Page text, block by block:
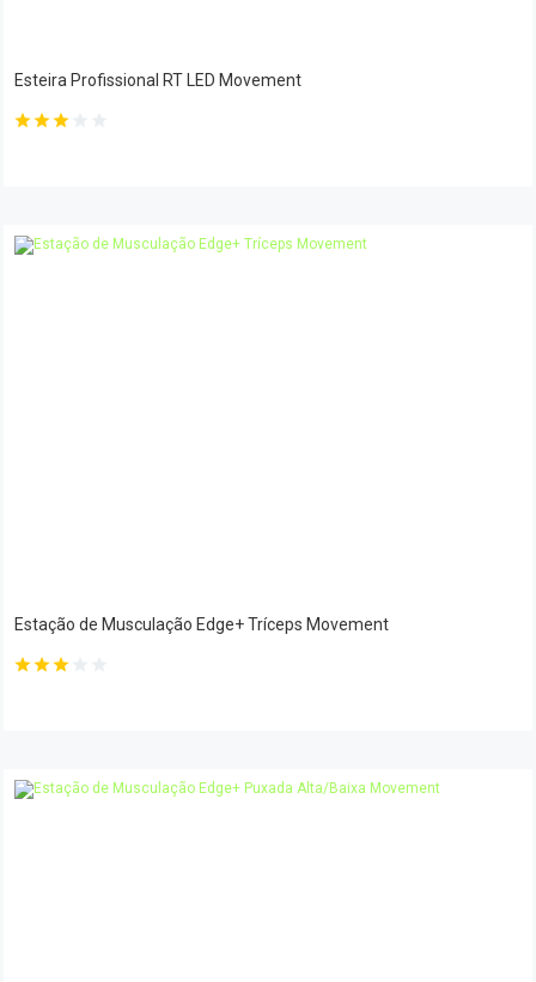
Esteira Profissional RT LED Movement
Estação de Musculação Edge+ Tríceps Movement